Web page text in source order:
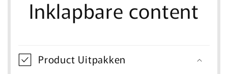
Inklapbare content
Product Uitpakken